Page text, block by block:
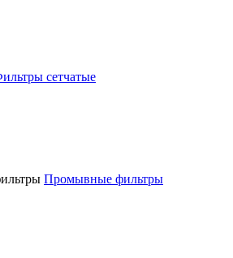
сетчатые
Промывные фильтры